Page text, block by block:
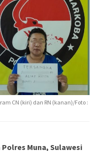
CN (kiri) dan RN (kanan)/Foto :
Polres Muna, Sulawesi